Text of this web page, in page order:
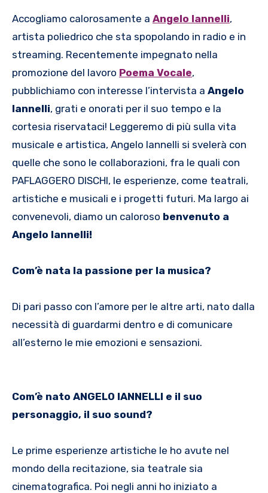
Accogliamo calorosamente a Angelo Iannelli,
artista poliedrico che sta spopolando in radio e in
streaming. Recentemente impegnato nella
promozione del lavoro Poema Vocale,
pubblichiamo con interesse l’intervista a Angelo
Iannelli, grati e onorati per il suo tempo e la
cortesia riservataci! Leggeremo di più sulla vita
musicale e artistica, Angelo Iannelli si svelerà con
quelle che sono le collaborazioni, fra le quali con
PAFLAGGERO DISCHI, le esperienze, come teatrali,
artistiche e musicali e i progetti futuri. Ma largo ai
convenevoli, diamo un caloroso benvenuto a
Angelo Iannelli!
Com’è nata la passione per la musica?
Di pari passo con l’amore per le altre arti, nato dalla
necessità di guardarmi dentro e di comunicare
all’esterno le mie emozioni e sensazioni.
Com’è nato ANGELO IANNELLI e il suo
personaggio, il suo sound?
Le prime esperienze artistiche le ho avute nel
mondo della recitazione, sia teatrale sia
cinematografica. Poi negli anni ho iniziato a